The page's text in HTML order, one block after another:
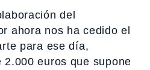
del
ahora nos ha cedido el
para ese día,
euros que supone